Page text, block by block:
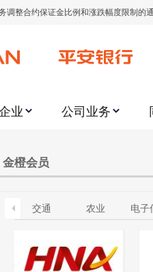
调整合约保证金比例和涨跌幅度限制的
示
属交易协议书》的公告
知
示
业 公司业务
金橙会员
交通 农业 电子